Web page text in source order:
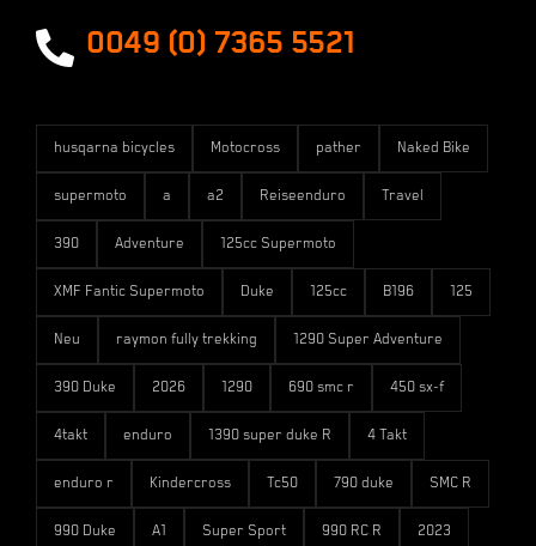
0049 (0) 7365 5521
husqarna bicycles Motocross pather Naked Bike
supermoto a a2 Reiseenduro Travel
390 Adventure 125cc Supermoto
XMF Fantic Supermoto Duke 125cc B196 125
Neu raymon fully trekking 1290 Super Adventure
390 Duke 2026 1290 690 smc r 450 sx-f
4takt enduro 1390 super duke R 4 Takt
enduro r Kindercross Tc50 790 duke SMC R
990 Duke A1 Super Sport 990 RC R 2023